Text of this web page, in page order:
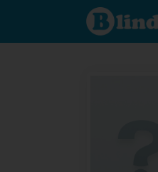
User773760888
- On hledá
někoho